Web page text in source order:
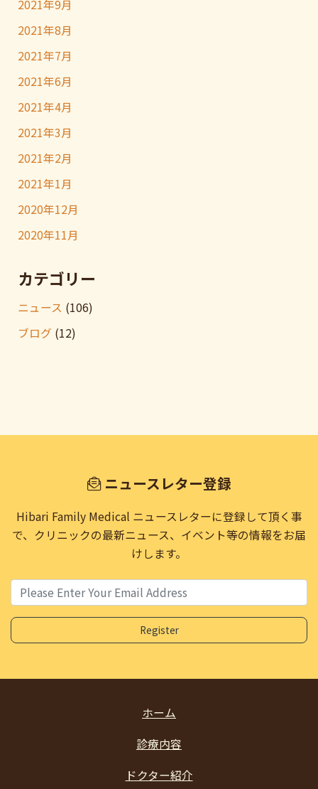
2021年9月
2021年8月
2021年7月
2021年6月
2021年4月
2021年3月
2021年2月
2021年1月
2020年12月
2020年11月
カテゴリー
ニュース (106)
ブログ (12)
ニュースレター登録
Hibari Family Medical ニュースレターに登録して頂く事
で、 クリニックの最新ニュース、イベント等の情報をお届
けします。
ホーム
診療内容
ドクター紹介